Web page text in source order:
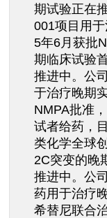
期试验正在
001项目用
5年6月获批
期临床试验
推进中。公
于治疗晚期
NMPA批准
试者给药，
类化学全球
2C突变的晚
推进中。公
药用于治疗
希替尼联合